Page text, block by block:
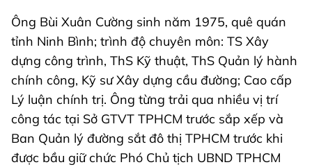
Ông Bùi Xuân Cường sinh năm 1975, quê quán
tỉnh Ninh Bình; trình độ chuyên môn: TS Xây
dựng công trình, ThS Kỹ thuật, ThS Quản lý hành
chính công, Kỹ sư Xây dựng cầu đường; Cao cấp
Lý luận chính trị. Ông từng trải qua nhiều vị trí
công tác tại Sở GTVT TPHCM trước sắp xếp và
Ban Quản lý đường sắt đô thị TPHCM trước khi
được bầu giữ chức Phó Chủ tịch UBND TPHCM